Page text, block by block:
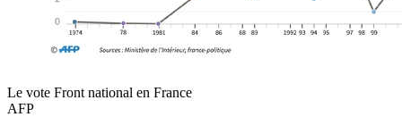
Le vote Front national en France
AFP